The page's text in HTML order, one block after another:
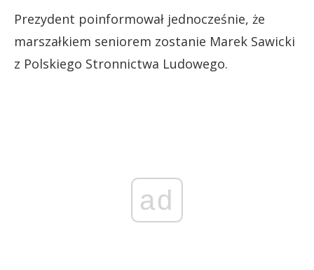
Prezydent poinformował jednocześnie, że
marszałkiem seniorem zostanie Marek Sawicki
z Polskiego Stronnictwa Ludowego.
ad